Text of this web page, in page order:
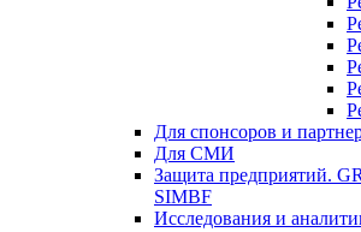
Для спонсоров и
Для СМИ
Защита предприятий.
SIMBF
Исследования и